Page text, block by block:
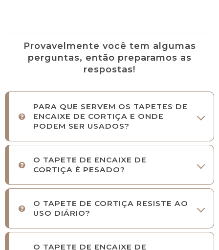
Provavelmente você tem algumas
perguntas, então preparamos as
respostas!
PARA QUE SERVEM OS TAPETES DE
ENCAIXE DE CORTIÇA E ONDE
PODEM SER USADOS?
O TAPETE DE ENCAIXE DE
CORTIÇA É PESADO?
O TAPETE DE CORTIÇA RESISTE AO
USO DIÁRIO?
O TAPETE DE ENCAIXE DE